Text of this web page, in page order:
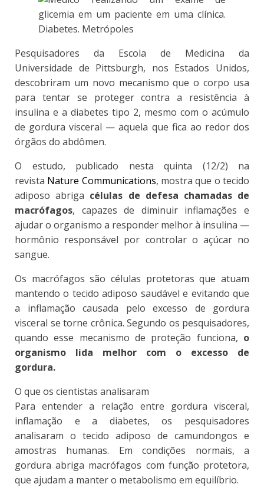
Pesquisadores da Escola de Medicina da
Universidade de Pittsburgh, nos Estados Unidos,
descobriram um novo mecanismo queo corpo usa
para tentar se proteger contra a resistência à
insulina e a diabetes tipo 2, mesmo com o acúmulo
de gordura visceral — aquela que fica ao redor dos
órgãos do abdômen.
O estudo, publicado nesta quinta (12/2) na
revista Nature Communications, mostra que o tecido
adiposo abriga células de defesa chamadas de
macrófagos, capazes de diminuir inflamações e
ajudar o organismo a responder melhor à insulina —
hormônio responsável por controlar o açúcar no
sangue.
Os macrófagos são células protetoras que atuam
mantendo o tecido adiposo saudável e evitando que
a inflamação causada pelo excesso de gordura
visceral se torne crônica. Segundo os pesquisadores,
quando esse mecanismo de proteção funciona, o
organismo lida melhor com o excesso de
gordura.
O que os cientistas analisaram
Para entender a relação entre gordura visceral,
inflamação e a diabetes, os pesquisadores
analisaram o tecido adiposo de camundongos e
amostras humanas. Em condições normais, a
gordura abriga macrófagos com função protetora,
que ajudam a manter o metabolismo em equilíbrio.